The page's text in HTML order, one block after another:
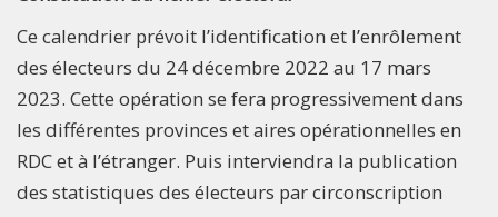
Ce calendrier prévoit l’identification et l’enrôlement
des électeurs du 24 décembre 2022 au 17 mars
2023. Cette opération se fera progressivement dans
les différentes provinces et aires opérationnelles en
RDC et à l’étranger. Puis interviendra la publication
des statistiques des électeurs par circonscription